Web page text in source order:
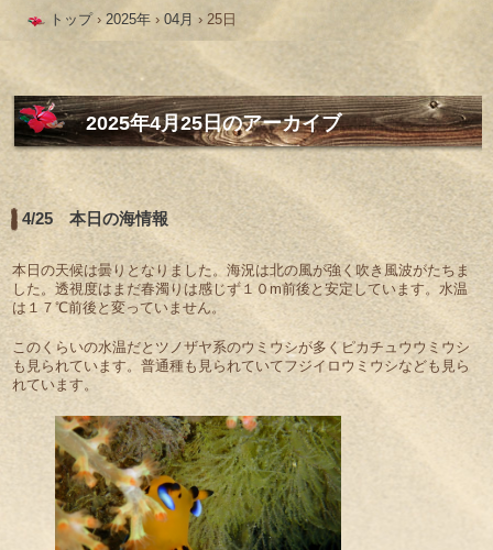
へ
ス
キ
ッ
プ
トップ › 2025年 › 04月 › 25日
2025年4月25日のアーカイブ
4/25 本日の海情報
本日の天候は曇りとなりました。海況は北の風が強く吹き風波がたちま
した。透視度はまだ春濁りは感じず１０m前後と安定しています。水温
は１７℃前後と変っていません。
このくらいの水温だとツノザヤ系のウミウシが多くピカチュウウミウシ
も見られています。普通種も見られていてフジイロウミウシなども見ら
れています。